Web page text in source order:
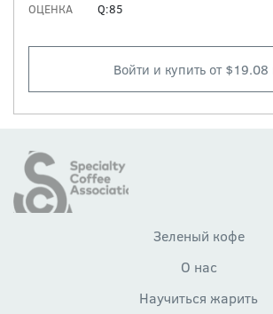
ОЦЕНКА
Q:85
Войти и купить от $19.08
Зеленый кофе
О нас
Научиться жарить